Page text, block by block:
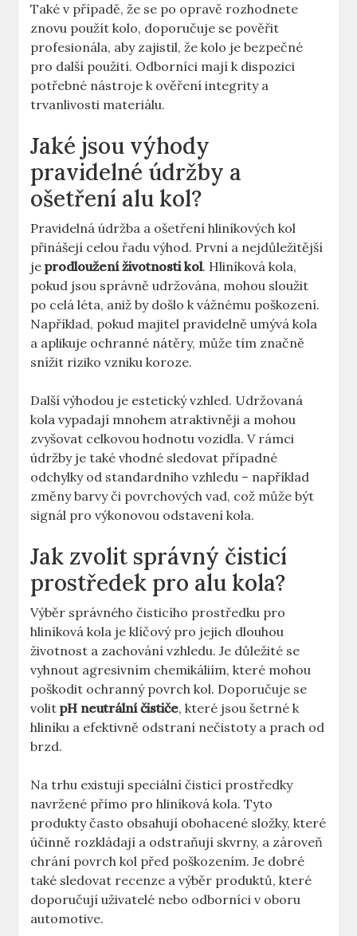
Také v případě, že se po opravě rozhodnete
znovu použít kolo, doporučuje se pověřit
profesionála, aby zajistil, že kolo je bezpečné
pro další použití. Odborníci mají k dispozici
potřebné nástroje k ověření integrity a
trvanlivosti materiálu.
Jaké jsou výhody
pravidelné údržby a
ošetření alu kol?
Pravidelná údržba a ošetření hliníkových kol
přinášejí celou řadu výhod. První a nejdůležitější
jeprodloužení životnosti kol. Hliníková kola,
pokud jsou správně udržována, mohou sloužit
po celá léta, aniž by došlo k vážnému poškození.
Například, pokud majitel pravidelně umývá kola
a aplikuje ochranné nátěry, může tím značně
snížit riziko vzniku koroze.
Další výhodou je estetický vzhled. Udržovaná
kola vypadají mnohem atraktivněji a mohou
zvyšovat celkovou hodnotu vozidla. V rámci
údržby je také vhodné sledovat případné
odchylky od standardního vzhledu – například
změny barvy či povrchových vad, což může být
signál pro výkonovou odstavení kola.
Jak zvolit správný čisticí
prostředek pro alu kola?
Výběr správného čisticího prostředku pro
hliníková kola je klíčový pro jejich dlouhou
životnost a zachování vzhledu. Je důležité se
vyhnout agresivním chemikáliím, které mohou
poškodit ochranný povrch kol. Doporučuje se
volitpH neutrální čističe, které jsou šetrné k
hliníku a efektivně odstraní nečistoty a prach od
brzd.
Na trhu existují speciální čisticí prostředky
navržené přímo pro hliníková kola. Tyto
produkty často obsahují obohacené složky, které
účinně rozkládají a odstraňují skvrny, a zároveň
chrání povrch kol před poškozením. Je dobré
také sledovat recenze a výběr produktů, které
doporučují uživatelé nebo odborníci v oboru
automotive.